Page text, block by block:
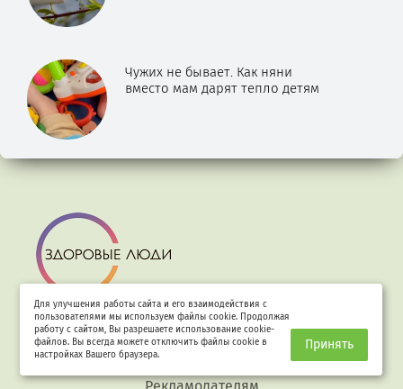
Чужих не бывает. Как няни
вместо мам дарят тепло детям
О проекте
Наши эксперты
Для улучшения работы сайта и его взаимодействия с
пользователями мы используем файлы cookie. Продолжая
работу с сайтом, Вы разрешаете использование cookie-
файлов. Вы всегда можете отключить файлы cookie в
настройках Вашего браузера.
Принять